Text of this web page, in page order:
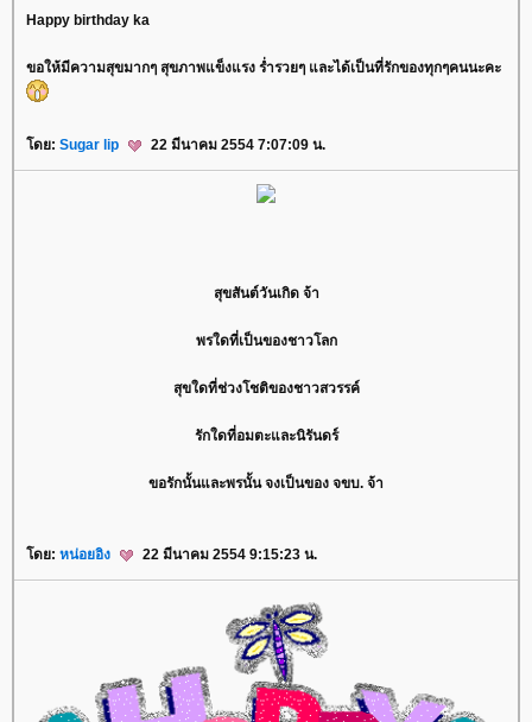
Happy birthday ka
ขอให้มีความสุขมากๆ สุขภาพแข็งแรง ร่ำรวยๆ และได้เป็นที่รักของทุกๆคนนะคะ
ดย: Sugar lip 22 มีนาคม 2554 7:07:09 น.
สุขสันต์วันเกิด จ้า
พรใดที่เป็นของชาวโลก
สุขใดที่ช่วงโชติของชาวสวรรค์
รักใดที่อมตะและนิรันดร์
ขอรักนั้นและพรนั้น จงเป็นของ จขบ. จ้า
ดย: หน่อยอิง 22 มีนาคม 2554 9:15:23 น.